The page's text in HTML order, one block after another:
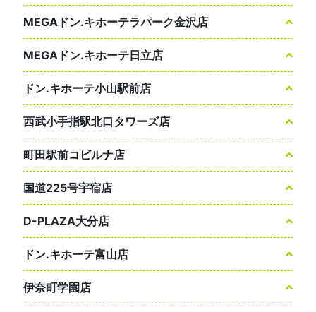
MEGAドン.キホーテラパーク金沢店
MEGAドン.キホーテ日立店
ドン.キホーテ小山駅前店
西武小手指駅北口タワーズ店
町田駅前コビルナ店
国道225号宇宿店
D-PLAZA大分店
ドン.キホーテ富山店
伊奈町学園店